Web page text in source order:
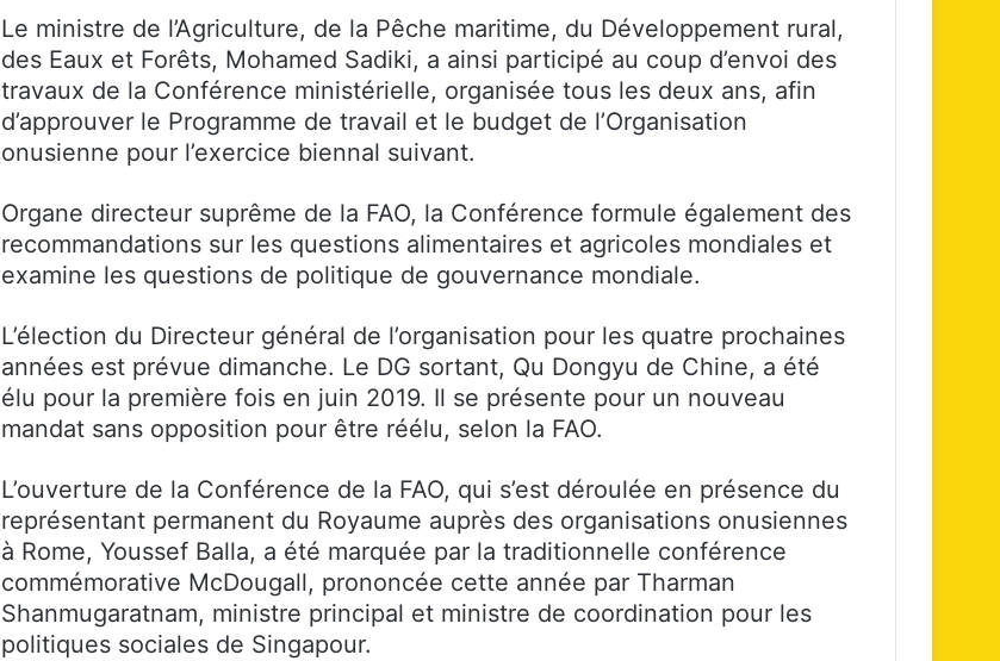
Le ministre de l’Agriculture, de la Pêche maritime, du Développement rural,
des Eaux et Forêts, Mohamed Sadiki, a ainsi participé au coup d’envoi des
travaux de la Conférence ministérielle, organisée tous les deux ans, afin
d’approuver le Programme de travail et le budget de l’Organisation
onusienne pour l’exercice biennal suivant.
Organe directeur suprême de la FAO, la Conférence formule également des
recommandations sur les questions alimentaires et agricoles mondiales et
examine les questions de politique de gouvernance mondiale.
L’élection du Directeur général de l’organisation pour les quatre prochaines
années est prévue dimanche. Le DG sortant, Qu Dongyu de Chine, a été
élu pour la première fois en juin 2019. Il se présente pour un nouveau
mandat sans opposition pour être réélu, selon la FAO.
L’ouverture de la Conférence de la FAO, qui s’est déroulée en présence du
représentant permanent du Royaume auprès des organisations onusiennes
à Rome, Youssef Balla, a été marquée par la traditionnelle conférence
commémorative McDougall, prononcée cette année par Tharman
Shanmugaratnam, ministre principal et ministre de coordination pour les
politiques sociales de Singapour.